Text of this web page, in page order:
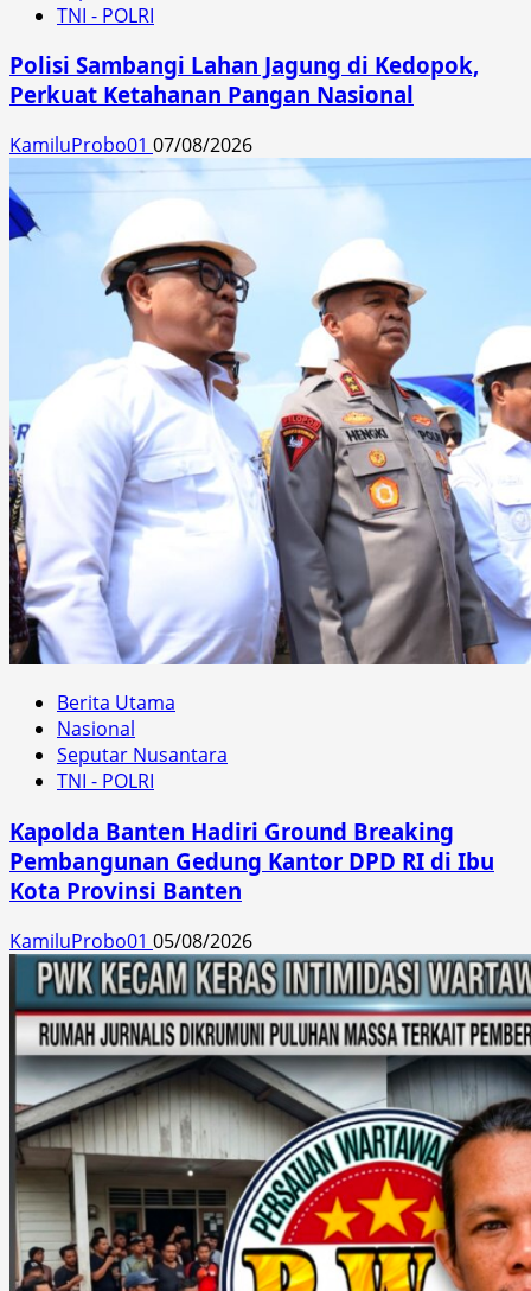
TNI - POLRI
Polisi Sambangi Lahan Jagung di Kedopok,
Perkuat Ketahanan Pangan Nasional
KamiluProbo01 07/08/2026
Berita Utama
Nasional
Seputar Nusantara
TNI - POLRI
Kapolda Banten Hadiri Ground Breaking
Pembangunan Gedung Kantor DPD RI di Ibu
Kota Provinsi Banten
KamiluProbo01 05/08/2026